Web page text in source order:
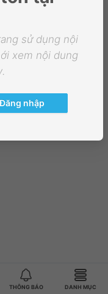
THÔNG BÁO DANH MỤC
sử dụng nội
xem nội dung
nhập